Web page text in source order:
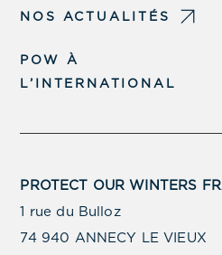
NOS ACTUALITÉS
POW À
L’INTERNATIONAL
PROTECT OUR WINTERS
1 rue du Bulloz
74 940 ANNECY LE VIEUX